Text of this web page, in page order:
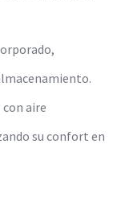
aire
su confort en